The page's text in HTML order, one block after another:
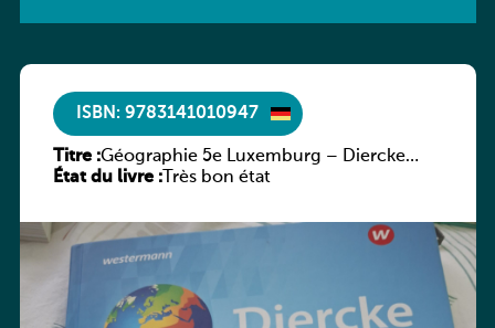
ISBN: 9783141010947
Titre :Géographie 5e Luxemburg – Diercke
Praxis
État du livre :Très bon état